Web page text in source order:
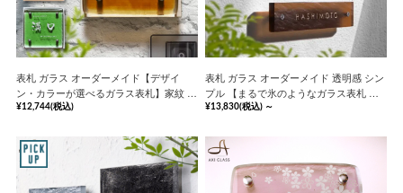
表札 ガラス オーダーメイド【デザイ
ン・カラーが選べるガラス表札】家紋 番
地 二世帯【hf-14000】《安心の保証書
¥12,744(税込)
表札 ガラス オーダーメイド 透明感 シン
プル 【まるで氷のようなガラス表札 長
方形】 ICY アイシー 【hf-c01】《安心の
¥13,830(税込) ～